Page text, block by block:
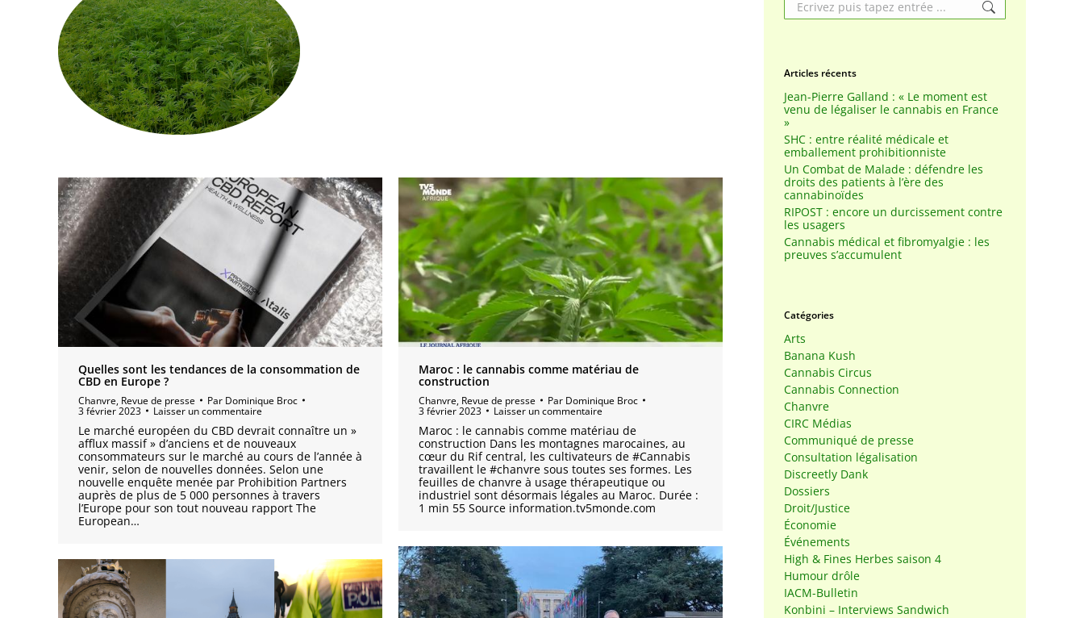
Quelles sont les tendances de la consommation de
CBD en Europe ?
Chanvre, Revue de presse Par Dominique Broc
3 février 2023 Laisser un commentaire
Le marché européen du CBD devrait connaître un »
afflux massif » d’anciens et de nouveaux
consommateurs sur le marché au cours de l’année à
venir, selon de nouvelles données. Selon une
nouvelle enquête menée par Prohibition Partners
auprès de plus de 5 000 personnes à travers
l’Europe pour son tout nouveau rapport The
European…
Maroc : le cannabis comme matériau de
construction
Chanvre, Revue de presse Par Dominique Broc
3 février 2023 Laisser un commentaire
Maroc : le cannabis comme matériau de
construction Dans les montagnes marocaines, au
cœur du Rif central, les cultivateurs de #Cannabis
travaillent le #chanvre sous toutes ses formes. Les
feuilles de chanvre à usage thérapeutique ou
industriel sont désormais légales au Maroc. Durée :
1 min 55 Source information.tv5monde.com
Articles récents
Jean-Pierre Galland : « Le moment est
venu de légaliser le cannabis en France
»
SHC : entre réalité médicale et
emballement prohibitionniste
Un Combat de Malade : défendre les
droits des patients à l’ère des
cannabinoïdes
RIPOST : encore un durcissement contre
les usagers
Cannabis médical et fibromyalgie : les
preuves s’accumulent
Catégories
Arts
Banana Kush
Cannabis Circus
Cannabis Connection
Chanvre
CIRC Médias
Communiqué de presse
Consultation légalisation
Discreetly Dank
Dossiers
Droit/Justice
Économie
Événements
High & Fines Herbes saison 4
Humour drôle
IACM-Bulletin
Konbini – Interviews Sandwich